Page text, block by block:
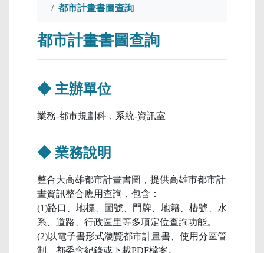
都市計畫書圖查詢
都市計畫書圖查詢
◆ 主辦單位
業務-都市規劃科，系統-資訊室
◆ 業務說明
整合大高雄都市計畫書圖，提供高雄市都市計
畫資訊整合應用查詢，包含：
(1)路口、地標、圖號、門牌、地籍、樁號、水
系、道路、行政區里等多項定位查詢功能。
(2)以電子書形式瀏覽都市計畫書、使用分區管
制、都委會紀錄或下載PDF檔案。